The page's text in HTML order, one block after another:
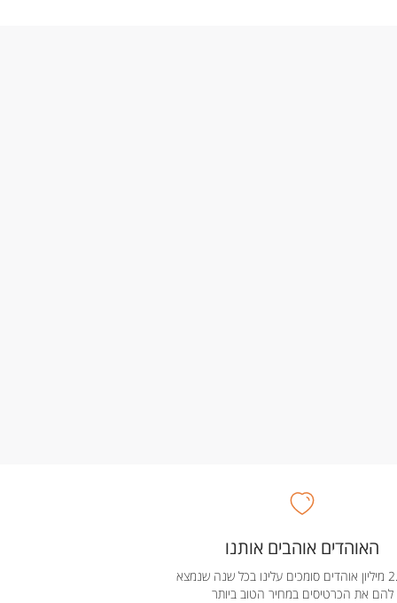
האוהדים אוהבים אותנו
מעל 2.5 מיליון אוהדים סומכים עלינו בכל שנה שנמצא
להם את הכרטיסים במחיר הטוב ביותר